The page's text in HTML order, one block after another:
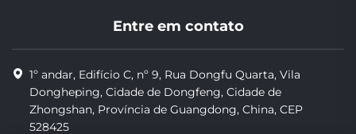
Entre em contato
1º andar, Edifício C, nº 9, Rua Dongfu Quarta, Vila
Dongheping, Cidade de Dongfeng, Cidade de
Zhongshan, Província de Guangdong, China, CEP
528425